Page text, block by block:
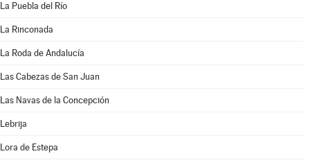
La Puebla del Río
La Rinconada
La Roda de Andalucía
Las Cabezas de San Juan
Las Navas de la Concepción
Lebrija
Lora de Estepa